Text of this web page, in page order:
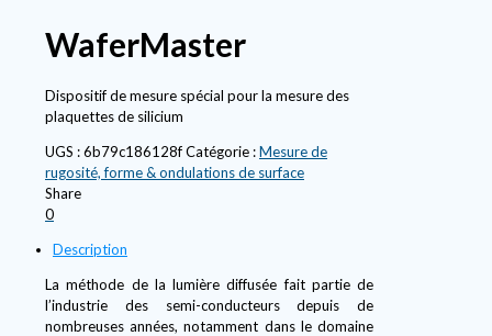
WaferMaster
Dispositif de mesure spécial pour la mesure des
plaquettes de silicium
UGS :6b79c186128fCatégorie :Mesure de
rugosité, forme & ondulations de surface
Share
0
Description
La méthode de la lumière diffusée fait partie de
l’industrie des semi-conducteurs depuis de
nombreuses années, notamment dans le domaine